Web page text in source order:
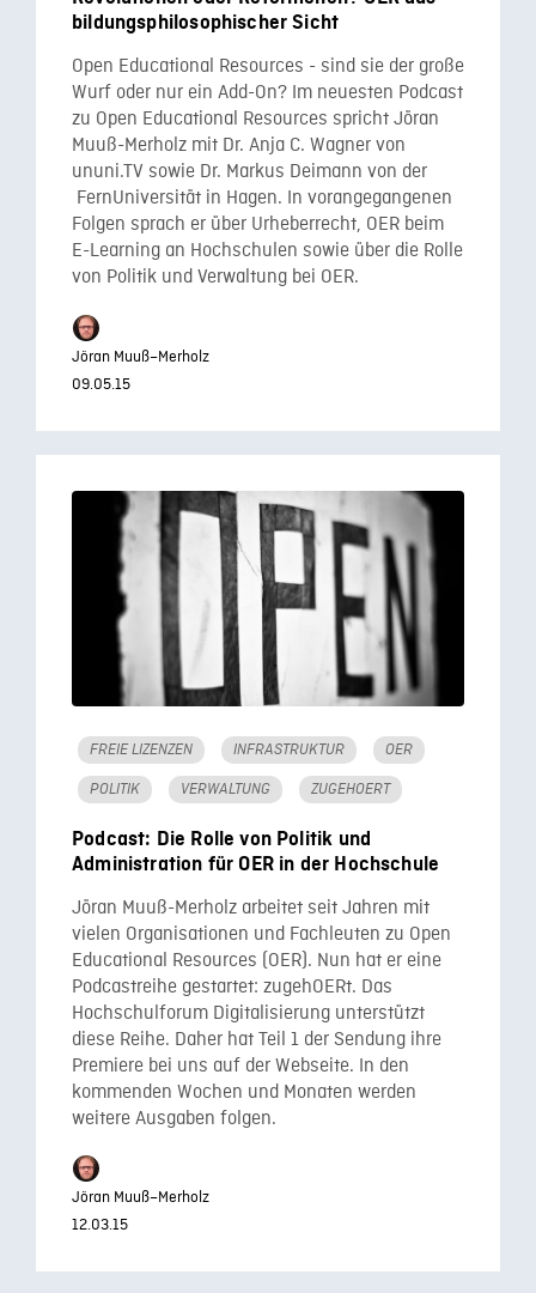
bildungsphilosophischer Sicht
Open Educational Resources - sind sie der große
Wurf oder nur ein Add-On? Im neuesten Podcast
zu Open Educational Resources spricht Jöran
Muuß-Merholz mit Dr. Anja C. Wagner von
ununi.TV sowie Dr. Markus Deimann von der
FernUniversität in Hagen. In vorangegangenen
Folgen sprach er über Urheberrecht, OER beim
E-Learning an Hochschulen sowie über die Rolle
von Politik und Verwaltung bei OER.
Jöran Muuß–Merholz
09.05.15
FREIE LIZENZEN INFRASTRUKTUR OER
POLITIK VERWALTUNG ZUGEHOERT
Podcast: Die Rolle von Politik und
Administration für OER in der Hochschule
Jöran Muuß-Merholz arbeitet seit Jahren mit
vielen Organisationen und Fachleuten zu Open
Educational Resources (OER). Nun hat er eine
Podcastreihe gestartet: zugehOERt. Das
Hochschulforum Digitalisierung unterstützt
diese Reihe. Daher hat Teil 1 der Sendung ihre
Premiere bei uns auf der Webseite. In den
kommenden Wochen und Monaten werden
weitere Ausgaben folgen.
Jöran Muuß–Merholz
12.03.15